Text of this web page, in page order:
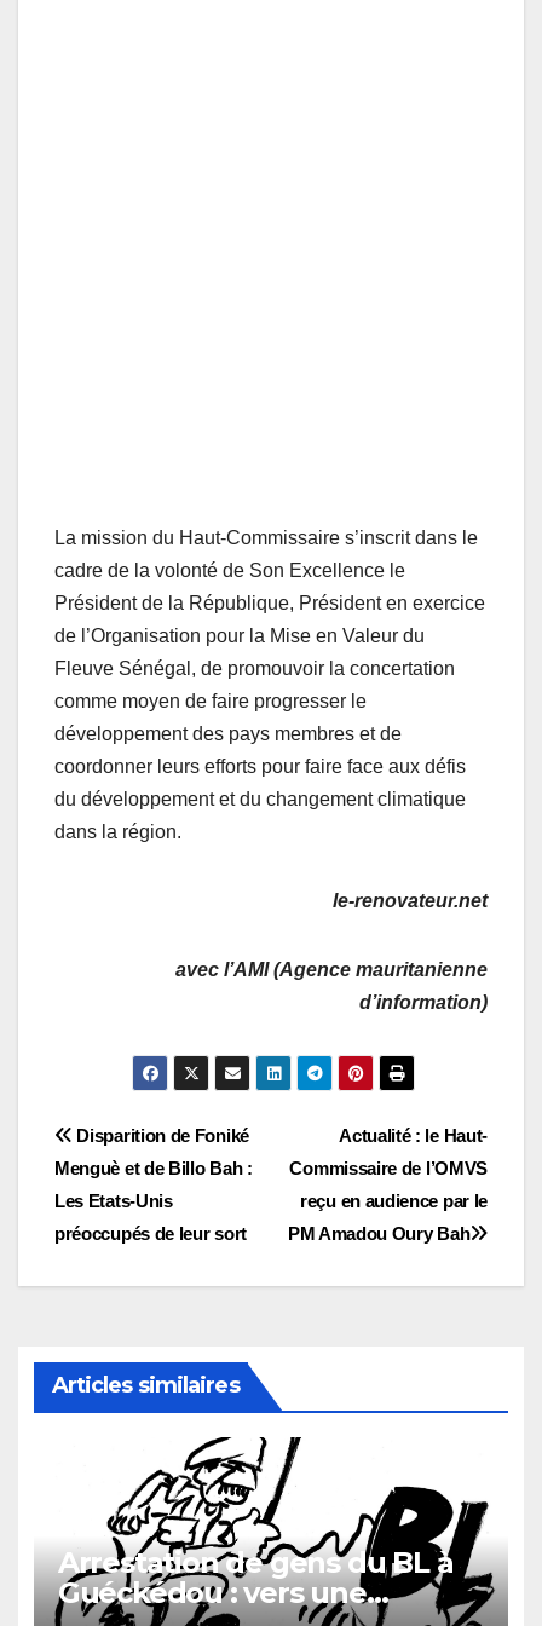
La mission du Haut-Commissaire s’inscrit dans le
cadre de la volonté de Son Excellence le
Président de la République, Président en exercice
de l’Organisation pour la Mise en Valeur du
Fleuve Sénégal, de promouvoir la concertation
comme moyen de faire progresser le
développement des pays membres et de
coordonner leurs efforts pour faire face aux défis
du développement et du changement climatique
dans la région.
le-renovateur.net
avec l’AMI (Agence mauritanienne
d’information)
Navigation
de
l’article
Actualité : le Haut-
Commissaire de l’OMVS
reçu en audience par le
PM Amadou Oury Bah
Disparition de Foniké
Menguè et de Billo Bah :
Les Etats-Unis
préoccupés de leur sort
Articles similaires
Arrestation de gens du BL à
Guéckédou : vers une